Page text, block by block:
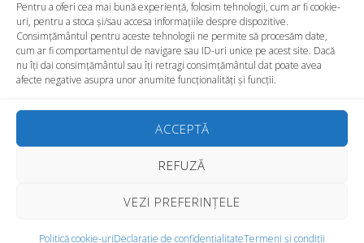
Pentru a oferi cea mai bună experiență, folosim tehnologii, cum ar fi cookie-
uri, pentru a stoca și/sau accesa informațiile despre dispozitive.
Consimțământul pentru aceste tehnologii ne permite să procesăm date,
cum ar fi comportamentul de navigare sau ID-uri unice pe acest site. Dacă
nu îți dai consimțământul sau îți retragi consimțământul dat poate avea
afecte negative asupra unor anumite funcționalități și funcții.
ACCEPTĂ
REFUZĂ
VEZI PREFERINȚELE
Politică cookie-uriDeclarație de confidențialitateTermeni și condiții
28.06.2026
Hramul Mănăstirii Molișet, zi de har și comuniune, 7
iunie 2026
Prima Împărtășanie Solemnă și Sf. Liturghie
Arhierească în Parohia „Intrarea în Templu a Maicii
Domnului” Bistrița, duminică, 24 mai 2026